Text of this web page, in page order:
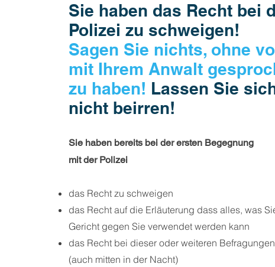
Sie haben das Recht bei
Polizei zu schweigen!
Sagen Sie nichts, ohne
mit Ihrem Anwalt
zu haben! Lassen Sie
nicht beirren!
Sie haben bereits bei derersten Begegnung
mit der Polizei
das Recht zu schweigen
das Recht auf die Erläuterung dass alles, was
Gericht gegen Sie verwendet werden kann
das Recht bei dieser oder weiteren
(auch mitten in der Nacht)